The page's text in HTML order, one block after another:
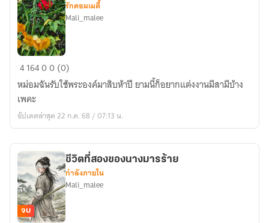
ฝ่า
บาท!
ปล่อย
หม่อม
ฉัน
เถิด
เพคะ
รักคอมเมดี้
Mali_malee
416400 (0)
หม่อมฉันรับใช้พระองค์มาสิบห้าปี ยามนี้ก็อยากแต่งงานมีสามีบ้าง
เพคะ
อัปเดตล่าสุด 22 ก.ค. 68 / 07:13 น.
จบ
ชีวิตที่สองของนางมารร้าย
กำลังภายใน
Mali_malee